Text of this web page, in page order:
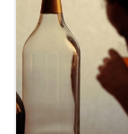
வினிகர்
கலந்து
ஸ்ப்ரே